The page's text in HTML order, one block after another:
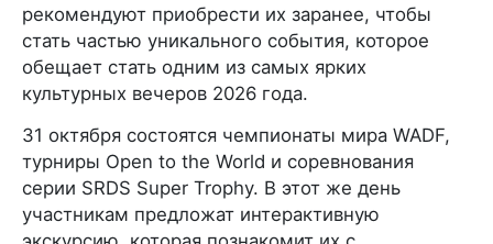
рекомендуют приобрести их заранее, чтобы
стать частью уникального события, которое
обещает стать одним из самых ярких
культурных вечеров 2026 года.
31 октября состоятся чемпионаты мира WADF,
турниры Open to the World и соревнования
серии SRDS Super Trophy. В этот же день
участникам предложат интерактивную